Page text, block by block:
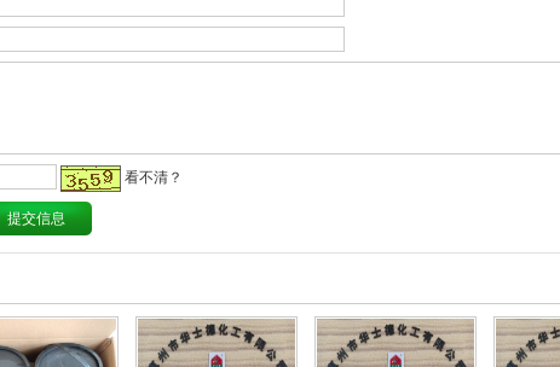
看不清？